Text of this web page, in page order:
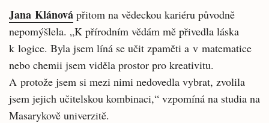
Jana Klánová přitom na vědeckou kariéru původně
nepomýšlela. „K přírodním vědám mě přivedla láska
k logice. Byla jsem líná se učit zpaměti a v matematice
nebo chemii jsem viděla prostor pro kreativitu.
A protože jsem si mezi nimi nedovedla vybrat, zvolila
jsem jejich učitelskou kombinaci,“ vzpomíná na studia na
Masarykově univerzitě.